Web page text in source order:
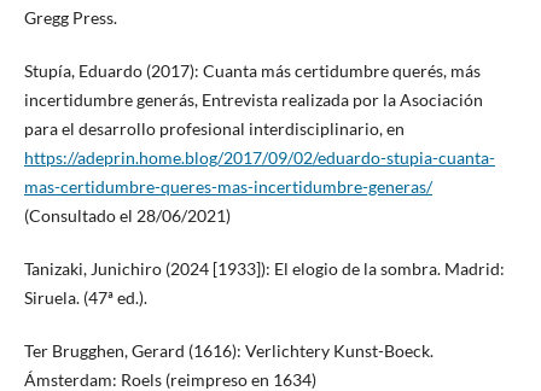
Gregg Press.
Stupía, Eduardo (2017): Cuanta más certidumbre querés, más
incertidumbre generás, Entrevista realizada por la Asociación
para el desarrollo profesional interdisciplinario, en
https://adeprin.home.blog/2017/09/02/eduardo-stupia-cuanta-
mas-certidumbre-queres-mas-incertidumbre-generas/
(Consultado el 28/06/2021)
Tanizaki, Junichiro (2024 [1933]): El elogio de la sombra. Madrid:
Siruela. (47ª ed.).
Ter Brugghen, Gerard (1616): Verlichtery Kunst-Boeck.
Ámsterdam: Roels (reimpreso en 1634)